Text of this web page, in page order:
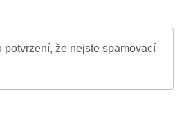
potvrzení, že nejste spamovací